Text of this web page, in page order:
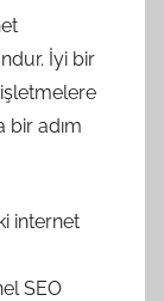
İyi bir
bir adım
internet
SEO